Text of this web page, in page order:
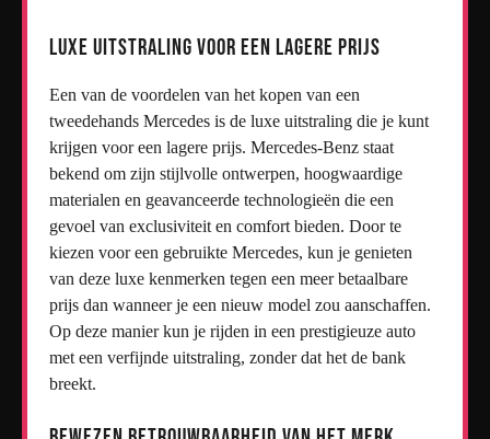
Luxe uitstraling voor een lagere prijs
Een van de voordelen van het kopen van een
tweedehands Mercedes is de luxe uitstraling die je kunt
krijgen voor een lagere prijs. Mercedes-Benz staat
bekend om zijn stijlvolle ontwerpen, hoogwaardige
materialen en geavanceerde technologieën die een
gevoel van exclusiviteit en comfort bieden. Door te
kiezen voor een gebruikte Mercedes, kun je genieten
van deze luxe kenmerken tegen een meer betaalbare
prijs dan wanneer je een nieuw model zou aanschaffen.
Op deze manier kun je rijden in een prestigieuze auto
met een verfijnde uitstraling, zonder dat het de bank
breekt.